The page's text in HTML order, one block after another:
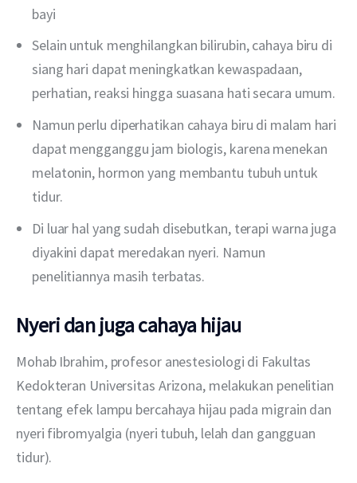
bayi
Selain untuk menghilangkan bilirubin, cahaya biru di
siang hari dapat meningkatkan kewaspadaan,
perhatian, reaksi hingga suasana hati secara umum.
Namun perlu diperhatikan cahaya biru di malam hari
dapat mengganggu jam biologis, karena menekan
melatonin, hormon yang membantu tubuh untuk
tidur.
Di luar hal yang sudah disebutkan, terapi warna juga
diyakini dapat meredakan nyeri. Namun
penelitiannya masih terbatas.
Nyeri dan juga cahaya hijau
Mohab Ibrahim, profesor anestesiologi di Fakultas
Kedokteran Universitas Arizona, melakukan penelitian
tentang efek lampu bercahaya hijau pada migrain dan
nyeri fibromyalgia (nyeri tubuh, lelah dan gangguan
tidur).